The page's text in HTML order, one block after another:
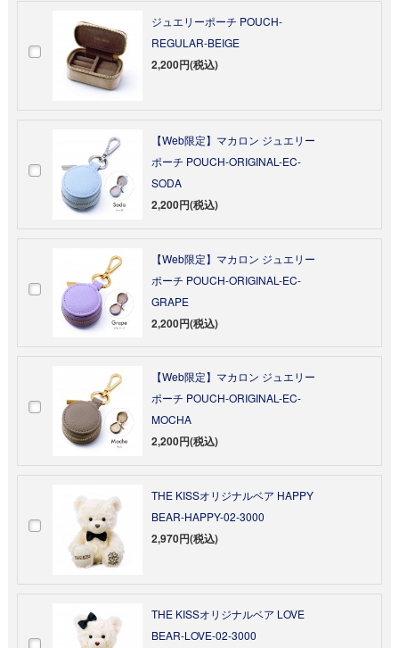
ジュエリーポーチ POUCH-
REGULAR-BEIGE
2,200円(税込)
【Web限定】マカロン ジュエリー
ポーチ POUCH-ORIGINAL-EC-
SODA
2,200円(税込)
【Web限定】マカロン ジュエリー
ポーチ POUCH-ORIGINAL-EC-
GRAPE
2,200円(税込)
【Web限定】マカロン ジュエリー
ポーチ POUCH-ORIGINAL-EC-
MOCHA
2,200円(税込)
THE KISSオリジナルベア HAPPY
BEAR-HAPPY-02-3000
2,970円(税込)
THE KISSオリジナルベア LOVE
BEAR-LOVE-02-3000